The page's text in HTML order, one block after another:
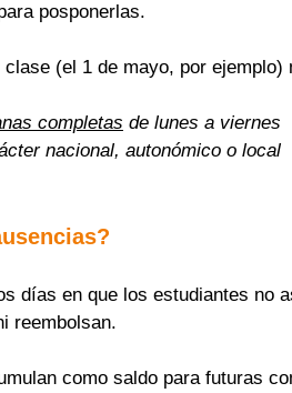
posponerlas.
(el 1 de mayo, por ejemplo)
completas de lunes a viernes
nacional, autonómico o local
días en que los estudiantes no
reembolsan.
como saldo para futuras